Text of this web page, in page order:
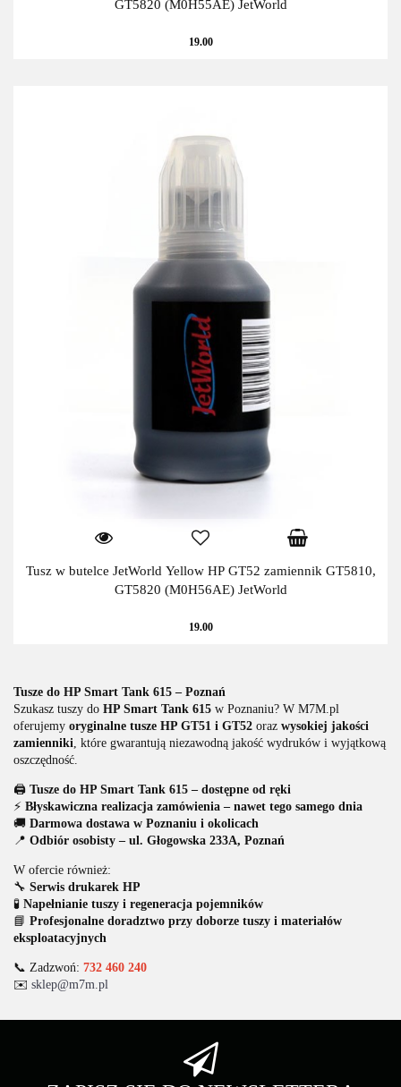
GT5820 (M0H55AE) JetWorld
19.00
Tusz w butelce JetWorld Yellow HP GT52 zamiennik GT5810,
GT5820 (M0H56AE) JetWorld
19.00
Tusze do HP Smart Tank 615 – Poznań
Szukasz tuszy do HP Smart Tank 615 w Poznaniu? W M7M.pl
oferujemy oryginalne tusze HP GT51 i GT52 oraz wysokiej jakości
zamienniki, które gwarantują niezawodną jakość wydruków i wyjątkową
oszczędność.
🖨️ Tusze do HP Smart Tank 615 – dostępne od ręki
⚡ Błyskawiczna realizacja zamówienia – nawet tego samego dnia
🚚 Darmowa dostawa w Poznaniu i okolicach
📍 Odbiór osobisty – ul. Głogowska 233A, Poznań
W ofercie również:
🔧 Serwis drukarek HP
🧪 Napełnianie tuszy i regeneracja pojemników
📘 Profesjonalne doradztwo przy doborze tuszy i materiałów
eksploatacyjnych
📞 Zadzwoń: 732 460 240
✉️ sklep@m7m.pl